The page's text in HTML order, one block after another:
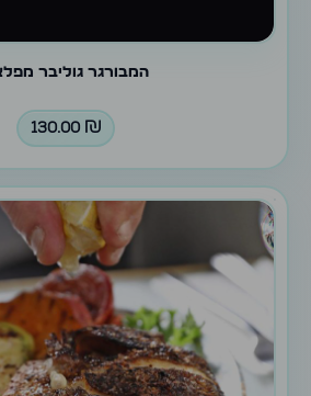
המבורגר גוליבר
130.00 ₪